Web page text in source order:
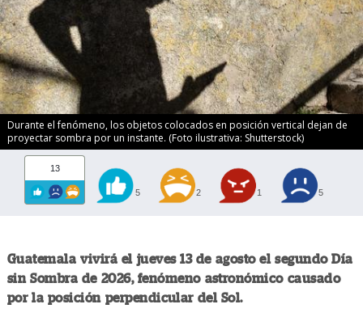
Durante el fenómeno, los objetos colocados en posición vertical dejan de
proyectar sombra por un instante. (Foto ilustrativa: Shutterstock)
13
5 2 1 5
Guatemala vivirá el jueves 13 de agosto el segundo Día
sin Sombra de 2026, fenómeno astronómico causado
por la posición perpendicular del Sol.